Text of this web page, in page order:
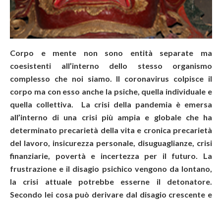
Corpo e mente non sono entità separate ma
coesistenti all’interno dello stesso organismo
complesso che noi siamo. Il coronavirus colpisce il
corpo ma con esso anche la psiche, quella individuale e
quella collettiva. La crisi della pandemia è emersa
all’interno di una crisi più ampia e globale che ha
determinato precarietà della vita e cronica precarietà
del lavoro, insicurezza personale, disuguaglianze, crisi
finanziarie, povertà e incertezza per il futuro. La
frustrazione e il disagio psichico vengono da lontano,
la crisi attuale potrebbe esserne il detonatore.
Secondo lei cosa può derivare dal disagio crescente e